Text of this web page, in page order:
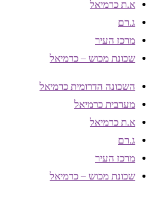
א.ת כרמיאל
ג.רם
מרכז העיר
שכונת מכוש – כרמיאל
השכונה הדרומית כרמיאל
מערבית כרמיאל
א.ת כרמיאל
ג.רם
מרכז העיר
שכונת מכוש – כרמיאל